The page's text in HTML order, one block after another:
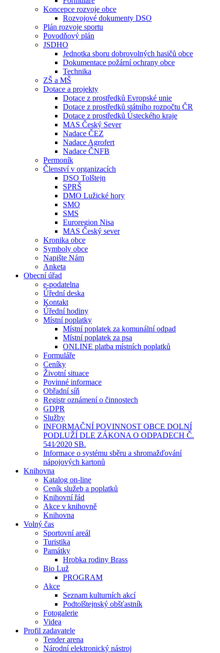
Koncepce rozvoje obce
Rozvojové dokumenty DSO
Plán rozvoje sportu
Povodňový plán
JSDHO
Jednotka sboru dobrovolných hasičů obce
Dokumentace požární ochrany obce
Technika
ZŠ a MŠ
Dotace a projekty
Dotace z prostředků Evropské unie
Dotace z prostředků státního rozpočtu ČR
Dotace z prostředků Ústeckého kraje
MAS Český Sever
Nadace ČEZ
Nadace Agrofert
Nadace ČNFB
Permoník
Členství v organizacích
DSO Tolštejn
SPRŠ
DMO Lužické hory
SMO
SMS
Euroregion Nisa
MAS Český sever
Kronika obce
Symboly obce
Napište Nám
Anketa
Obecní úřad
e-podatelna
Úřední deska
Kontakt
Úřední hodiny
Místní poplatky
Místní poplatek za komunální odpad
Místní poplatek za psa
ONLINE platba místních poplatků
Formuláře
Ceníky
Životní situace
Povinné informace
Obřadní síň
Registr oznámení o činnostech
GDPR
Služby
INFORMAČNÍ POVINNOST OBCE DOLNÍ
PODLUŽÍ DLE ZÁKONA O ODPADECH Č.
541⁄2020 SB.
Informace o systému sběru a shromažďování
nápojových kartonů
Knihovna
Katalog on-line
Ceník služeb a poplatků
Knihovní řád
Akce v knihovně
Knihovna
Volný čas
Sportovní areál
Turistika
Památky
Hrobka rodiny Brass
Bio Luž
PROGRAM
Akce
Seznam kulturních akcí
Podtolštejnský obšťastník
Fotogalerie
Videa
Profil zadavatele
Tender arena
Národní elektronický nástroj